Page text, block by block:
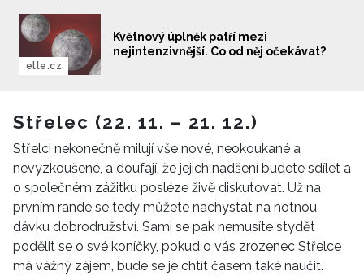
INFORMACE
REDAKCE
Květnový úplněk patří mezi
nejintenzivnější. Co od něj očekávat?
elle.cz
Střelec (22. 11. – 21. 12.)
Střelci nekonečně milují vše nové, neokoukané a
nevyzkoušené, a doufají, že jejich nadšení budete sdílet a
o společném zážitku posléze živě diskutovat. Už na
prvním rande se tedy můžete nachystat na notnou
dávku dobrodružství. Sami se pak nemusíte stydět
podělit se o své koníčky, pokud o vás zrozenec Střelce
má vážný zájem, bude se je chtít časem také naučit.